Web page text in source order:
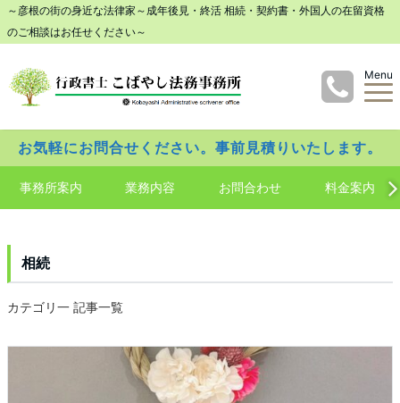
～彦根の街の身近な法律家～成年後見・終活 相続・契約書・外国人の在留資格
のご相談はお任せください～
Menu
お気軽にお問合せください。事前見積りいたします。
事務所案内 業務内容 お問合わせ 料金案内
相続
カテゴリ一 記事一覧